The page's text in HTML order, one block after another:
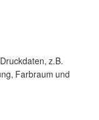
z.B.
Farbraum und